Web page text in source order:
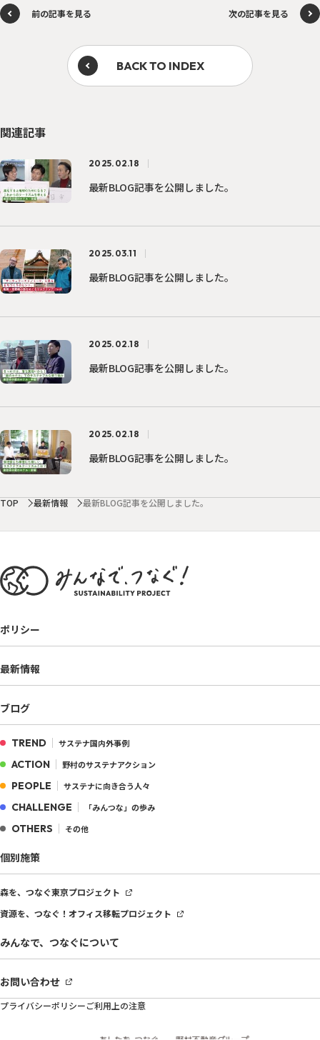
前の記事を見る
BACK TO INDEX
次の記事を見る
関連記事
2025.02.18
最新BLOG記事を公開しました。
2025.03.11
最新BLOG記事を公開しました。
2025.02.18
最新BLOG記事を公開しました。
2025.02.18
最新BLOG記事を公開しました。
TOP 最新情報 最新BLOG記事を公開しました。
ポリシー
最新情報
ブログ
TREND サステナ国内外事例
ACTION 野村のサステナアクション
PEOPLE サステナに向き合う人々
CHALLENGE 「みんつな」の歩み
OTHERS その他
個別施策
森を、つなぐ東京プロジェクト
資源を、つなぐ！ オフィス移転プロジェクト
みんなで、つなぐについて
お問い合わせ
プライバシーポリシーご利用上の注意